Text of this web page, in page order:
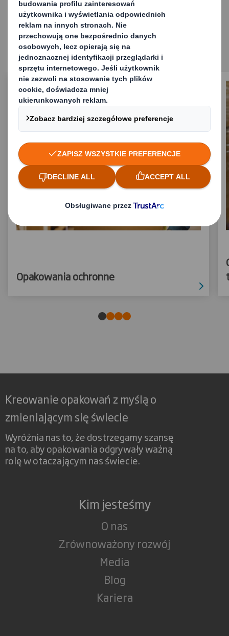
Podobne rozwiązania
opakowaniowe
Opakowania ochronne
Kreowanie opakowań z myślą o
zmieniającym się świecie
Wyróżnia nas to, że dostrzegamy szansę
na to, aby opakowania odgrywały ważną
rolę w otaczającym nas świecie.
Kim jesteśmy
O nas
Zrównoważony rozwój
Media
Blog
Kariera